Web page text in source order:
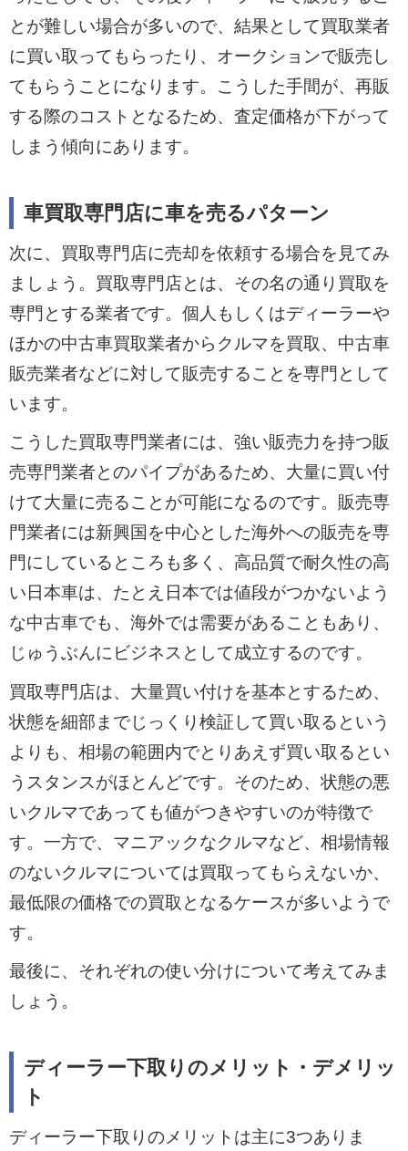
とが難しい場合が多いので、結果として買取業者
に買い取ってもらったり、オークションで販売し
てもらうことになります。こうした手間が、再販
する際のコストとなるため、査定価格が下がって
しまう傾向にあります。
車買取専門店に車を売るパターン
次に、買取専門店に売却を依頼する場合を見てみ
ましょう。買取専門店とは、その名の通り買取を
専門とする業者です。個人もしくはディーラーや
ほかの中古車買取業者からクルマを買取、中古車
販売業者などに対して販売することを専門として
います。
こうした買取専門業者には、強い販売力を持つ販
売専門業者とのパイプがあるため、大量に買い付
けて大量に売ることが可能になるのです。販売専
門業者には新興国を中心とした海外への販売を専
門にしているところも多く、高品質で耐久性の高
い日本車は、たとえ日本では値段がつかないよう
な中古車でも、海外では需要があることもあり、
じゅうぶんにビジネスとして成立するのです。
買取専門店は、大量買い付けを基本とするため、
状態を細部までじっくり検証して買い取るという
よりも、相場の範囲内でとりあえず買い取るとい
うスタンスがほとんどです。そのため、状態の悪
いクルマであっても値がつきやすいのが特徴で
す。一方で、マニアックなクルマなど、相場情報
のないクルマについては買取ってもらえないか、
最低限の価格での買取となるケースが多いようで
す。
最後に、それぞれの使い分けについて考えてみま
しょう。
ディーラー下取りのメリット・デメリッ
ト
ディーラー下取りのメリットは主に3つありま